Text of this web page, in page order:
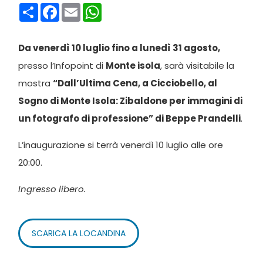
CondividiFacebook
Email
Da venerdì 10 luglio fino a lunedì 31 agosto,
presso l’Infopoint di Monte isola, sarà visitabile la
mostra“Dall’Ultima Cena, a Cicciobello, al
Sogno di Monte Isola: Zibaldone per immagini di
un fotografo di professione” di Beppe Prandelli.
L’inaugurazione si terrà venerdì 10 luglio alle ore
20:00.
Ingresso libero.
SCARICA LA LOCANDINA